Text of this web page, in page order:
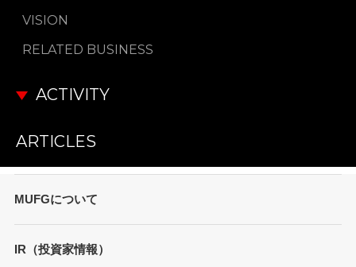
VISION
RELATED BUSINESS
ACTIVITY
ARTICLES
MUFGについて
トップメッセージ
IR（投資家情報）